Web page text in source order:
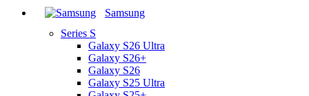
Samsung
Series S
Galaxy S26 Ultra
Galaxy S26+
Galaxy S26
Galaxy S25 Ultra